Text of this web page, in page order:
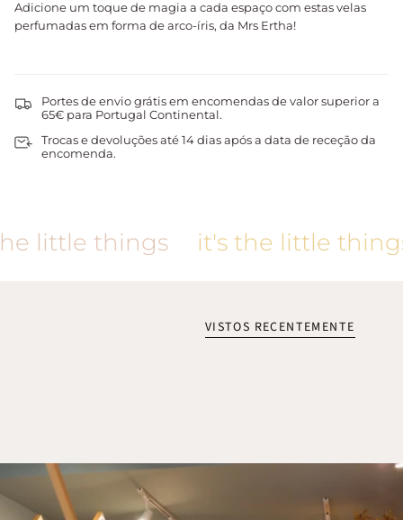
Adicione um toque de magia a cada espaço com estas velas
perfumadas em forma de arco-íris, da Mrs Ertha!
Portes de envio grátis em encomendas de valor superior a
65€ para Portugal Continental.
Trocas e devoluções até 14 dias após a data de receção da
encomenda.
little things it's the little things
VISTOS RECENTEMENTE